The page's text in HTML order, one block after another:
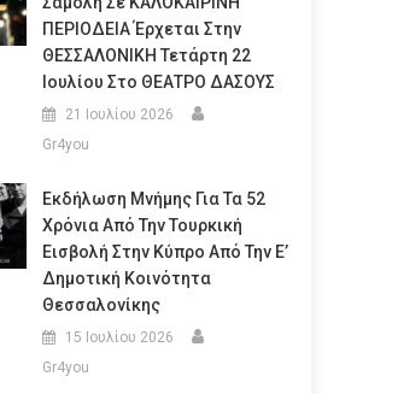
ΠΕΡΙΟΔΕΙΑ Έρχεται Στην
ΘΕΣΣΑΛΟΝΙΚΗ Τετάρτη 22
Ιουλίου Στο ΘΕΑΤΡΟ ΔΑΣΟΥΣ
21 Ιουλίου 2026
Gr4you
Εκδήλωση Μνήμης Για Τα 52
Χρόνια Από Την Τουρκική
Εισβολή Στην Κύπρο Από Την Ε’
Δημοτική Κοινότητα
Θεσσαλονίκης
15 Ιουλίου 2026
Gr4you